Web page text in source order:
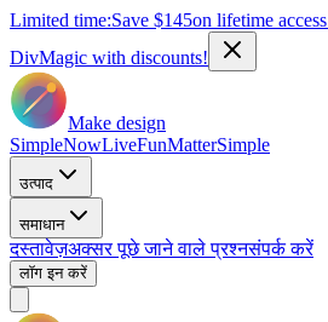
Limited time:Save $145on lifetime access
DivMagic with discounts!
Make design
SimpleNowLiveFunMatterSimple
उत्पाद
समाधान
दस्तावेज़अक्सर पूछे जाने वाले प्रश्नसंपर्क करें
लॉग इन करें